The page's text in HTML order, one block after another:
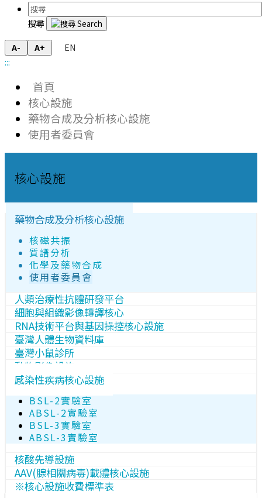
搜尋
A- A+
EN
:::
首頁
核心設施
藥物合成及分析核心設施
使用者委員會
核心設施
藥物合成及分析核心設施
核磁共振
質譜分析
化學及藥物合成
使用者委員會
人類治療性抗體研發平台
細胞與組織影像轉譯核心
RNA技術平台與基因操控核心設施
臺灣人體生物資料庫
臺灣小鼠診所
動物影像設施
感染性疾病核心設施
BSL-2實驗室
ABSL-2實驗室
BSL-3實驗室
ABSL-3實驗室
核酸先導設施
AAV(腺相關病毒)載體核心設施
※核心設施收費標準表